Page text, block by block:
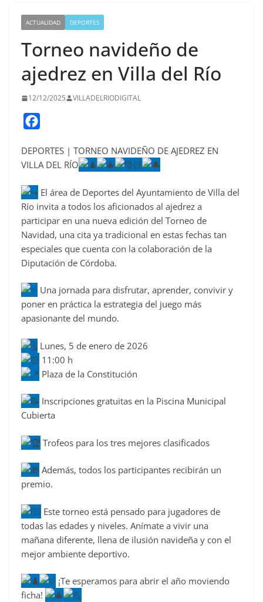
ACTUALIDAD DEPORTES
Torneo navideño de
ajedrez en Villa del Río
12/12/2025 VILLADELRIODIGITAL
c
e
b
o
o
k
DEPORTES | TORNEO NAVIDEÑO DE AJEDREZ EN
VILLA DEL RÍO
El área de Deportes del Ayuntamiento de Villa del
Río invita a todos los aficionados al ajedrez a
participar en una nueva edición del Torneo de
Navidad, una cita ya tradicional en estas fechas tan
especiales que cuenta con la colaboración de la
Diputación de Córdoba.
Una jornada para disfrutar, aprender, convivir y
poner en práctica la estrategia del juego más
apasionante del mundo.
Lunes, 5 de enero de 2026
11:00 h
Plaza de la Constitución
Inscripciones gratuitas en la Piscina Municipal
Cubierta
Trofeos para los tres mejores clasificados
Además, todos los participantes recibirán un
premio.
Este torneo está pensado para jugadores de
todas las edades y niveles. Anímate a vivir una
mañana diferente, llena de ilusión navideña y con el
mejor ambiente deportivo.
¡Te esperamos para abrir el año moviendo
ficha!